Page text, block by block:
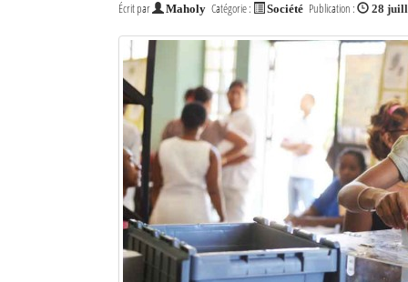
Écrit par Maholy Catégorie : Société Publication : 28